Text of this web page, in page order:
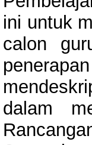
ini untuk
calon
dalam